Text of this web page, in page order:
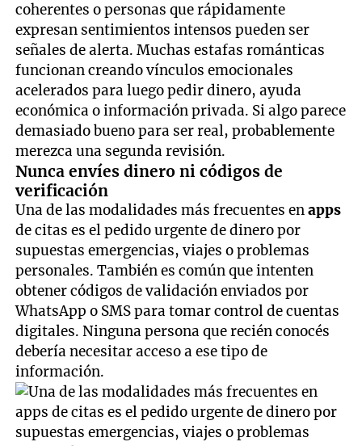
coherentes o personas que rápidamente
expresan sentimientos intensos pueden ser
señales de alerta. Muchas estafas románticas
funcionan creando vínculos emocionales
acelerados para luego pedir dinero, ayuda
económica o información privada. Si algo parece
demasiado bueno para ser real, probablemente
merezca una segunda revisión.
Nunca envíes dinero ni códigos de
verificación
Una de las modalidades más frecuentes enapps
de citas es el pedido urgente de dinero por
supuestas emergencias, viajes o problemas
personales. También es común que intenten
obtener códigos de validación enviados por
WhatsApp o SMS para tomar control de cuentas
digitales. Ninguna persona que recién conocés
debería necesitar acceso a ese tipo de
información.